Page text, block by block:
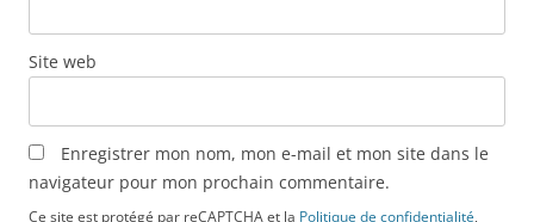
Site web
Enregistrer mon nom, mon e-mail et mon site dans le
navigateur pour mon prochain commentaire.
Ce site est protégé par reCAPTCHA et la Politique de confidentialité